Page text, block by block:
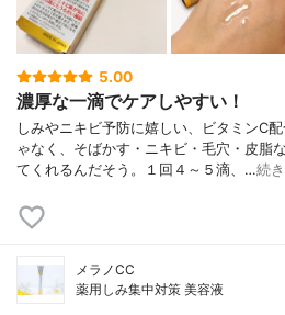
5.00
濃厚な一滴でケアしやすい！
しみやニキビ予防に嬉しい、ビタミンC
ゃなく、そばかす・ニキビ・毛穴・皮脂
てくれるんだそう。１回４～５滴、…続
メラノCC
薬用しみ集中対策 美容液